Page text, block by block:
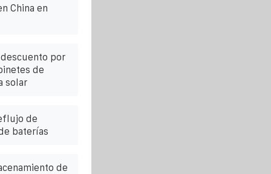
China en
por
de
solar
de
baterías
de